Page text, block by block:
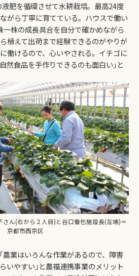
肥を循環させて水耕栽培。最高24度
がら丁寧に育てている。ハウスで働い
株の成長具合を自分で確かめながら
植えて出荷まで経験できるのがやりが
働けるので、心いやされる。イチゴに
然食品を手作りできるのも面白い｣と
さん(右から２人目)と谷口徹也施設長(左端)＝
京都市西京区
業はいろんな作業があるので、障害
いやすい｣と農福連携事業のメリット